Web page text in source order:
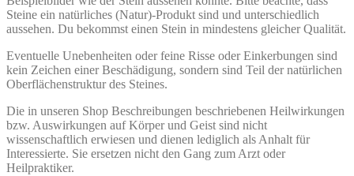
Steine ein natürliches (Natur)-Produkt sind und unterschiedlich
aussehen. Du bekommst einen Stein in mindestens gleicher Qualität.
Eventuelle Unebenheiten oder feine Risse oder Einkerbungen sind
kein Zeichen einer Beschädigung, sondern sind Teil der natürlichen
Oberflächenstruktur des Steines.
Die in unseren Shop Beschreibungen beschriebenen Heilwirkungen
bzw. Auswirkungen auf Körper und Geist sind nicht
wissenschaftlich erwiesen und dienen lediglich als Anhalt für
Interessierte. Sie ersetzen nicht den Gang zum Arzt oder
Heilpraktiker.